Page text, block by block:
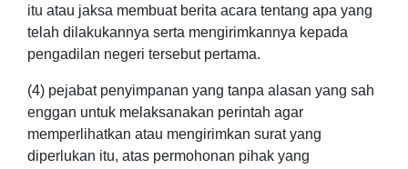
itu atau jaksa membuat berita acara tentang apa yang
telah dilakukannya serta mengirimkannya kepada
pengadilan negeri tersebut pertama.
(4) pejabat penyimpanan yang tanpa alasan yang sah
enggan untuk melaksanakan perintah agar
memperlihatkan atau mengirimkan surat yang
diperlukan itu, atas permohonan pihak yang